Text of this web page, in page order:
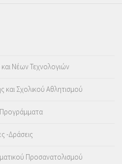
Νέων Τεχνολογιών
Σχολικού Αθλητισμού
Προγράμματα
-Δράσεις
Προσανατολισμού